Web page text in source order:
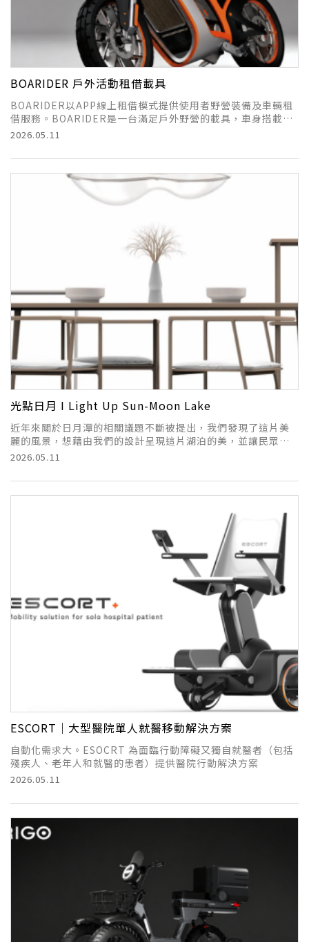
BOARIDER 戶外活動租借載具
BOARIDER以APP線上租借模式提供使用者野營裝備及車輛租
借服務。BOARIDER是一台滿足戶外野營的載具，車身搭載輕
巧耐用的出遊配備，成為使用者戶外野營不可或缺的角色。
2026.05.11
光點日月 I Light Up Sun-Moon Lake
近年來關於日月潭的相關議題不斷被提出，我們發現了這片美
麗的風景，想藉由我們的設計呈現這片湖泊的美，並讓民眾能
更了解日月潭背後的故事。
2026.05.11
ESCORT｜大型醫院單人就醫移動解決方案
自動化需求大。ESOCRT 為面臨行動障礙又獨自就醫者（包括
殘疾人、老年人和就醫的患者）提供醫院行動解決方案
2026.05.11